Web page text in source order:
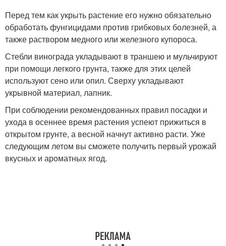
Перед тем как укрыть растение его нужно обязательно
обработать фунгицидами против грибковых болезней, а
также раствором медного или железного купороса.
Стебли винограда укладывают в траншею и мульчируют
при помощи легкого грунта, также для этих целей
используют сено или опил. Сверху укладывают
укрывной материал, лапник.
При соблюдении рекомендованных правил посадки и
ухода в осеннее время растения успеют прижиться в
открытом грунте, а весной начнут активно расти. Уже
следующим летом вы сможете получить первый урожай
вкусных и ароматных ягод.